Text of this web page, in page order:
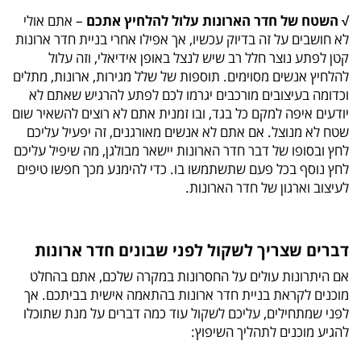
√ השטח של חדר הארונות עלול להלחיץ אתכם – אתם אולי
לא חושבים על זה בדיוק עכשיו, אך אפילו אחרי בניית חדר ארונות
קטן לפתע נוצר חלל רב שיש לנצל באופן אידיאלי, וזה עלול
להלחיץ אנשים מסוימים. תוספות של שלל מגירות, ארונות, מתלים
וכדומה בעיצובים מורכבים יגרמו לכם לפתע להרגיש שאתם לא
יודעים איפה למקם כל בגד, ובו זמנית אתם לא רוצים להשאיר שום
שטח לא מנוצל. אם אתם לא אנשים מאורגנים, זה יפעיל עליכם
לחץ ובסופו של דבר חדר הארונות יישאר מבולגן, מה שיפיל עליכם
לחץ נוסף בכל פעם שתשתמשו בו. כדי להימנע מכך חפשו טיפים
לעיצוב וארגון של חדר הארונות.
דברים שצריך לשקול לפני שבונים חדר ארונות
אם היתרונות עולים על החסרונות במקרה שלכם, אתם בהחלט
מוכנים לקראת בניית חדר ארונות בהתאמה אישית בביתכם. אך
לפני שמתחילים, עליכם לשקול עוד כמה דברים על מנת שתוכלו
להגיע מוכנים לתהליך השיפוץ: